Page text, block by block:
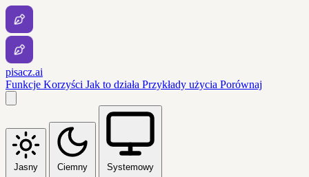
pisacz.ai
Funkcje Korzyści Jak to działa Przykłady użycia Porównaj
Jasny Ciemny Systemowy